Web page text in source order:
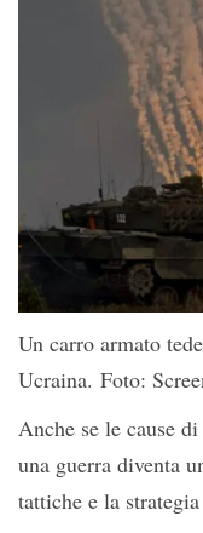
Un carro armato
Ucraina. Foto:
Anche se le cause
una guerra diventa
tattiche e la